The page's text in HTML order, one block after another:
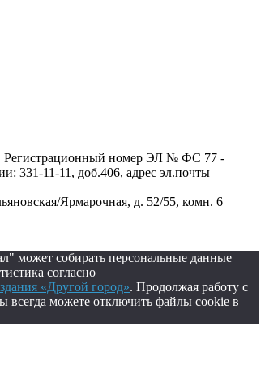
Регистрационный номер ЭЛ № ФС 77 -
331-11-11, доб.406, адрес эл.почты
Ярмарочная, д. 52/55, комн. 6
может собирать персональные данные
согласно
«Другой город». Продолжая работу с
всегда можете отключить файлы cookie в